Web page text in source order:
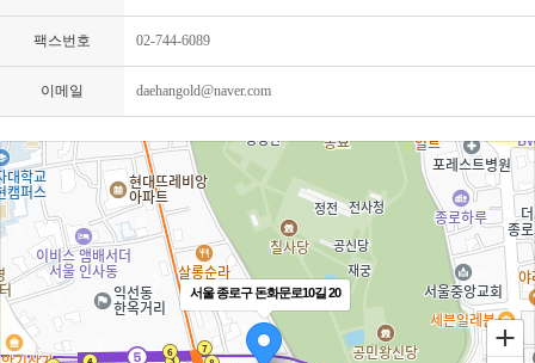
팩스번호 02-744-6089
이메일 daehangold@naver.com
서울 종로구 돈화문로10길 20